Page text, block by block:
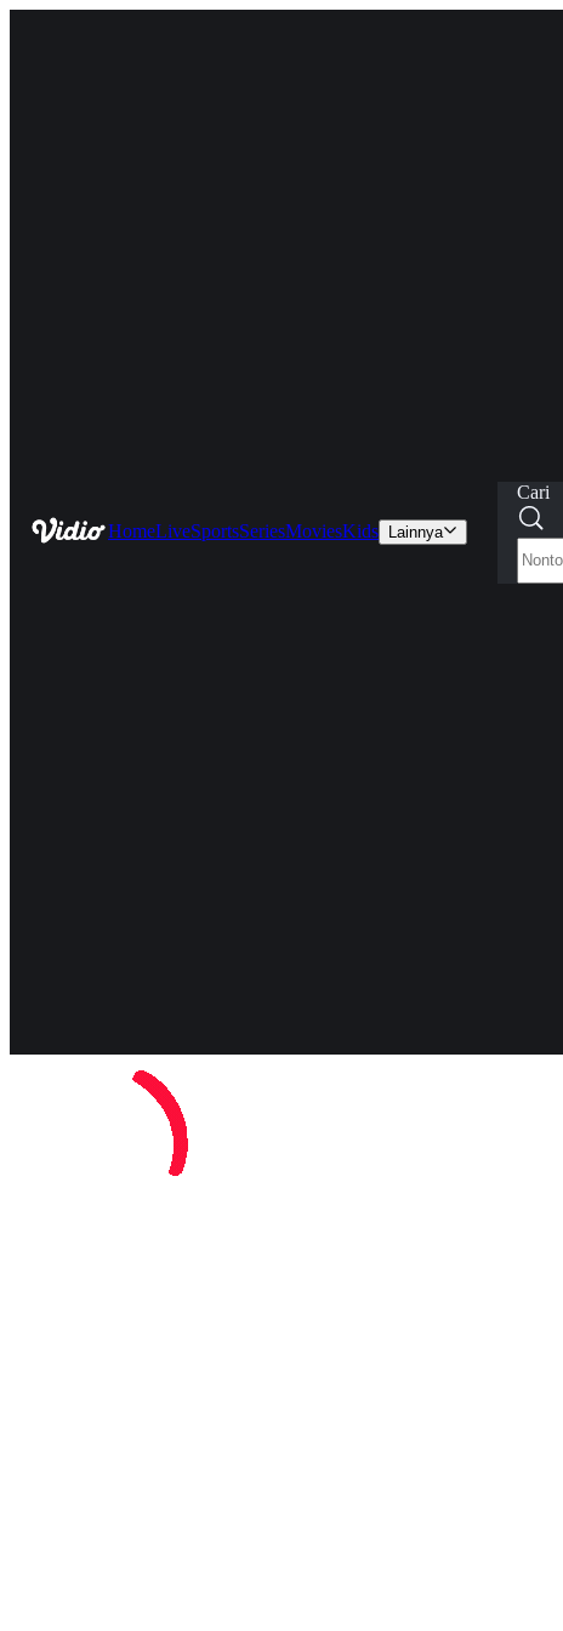
HomeLiveSportsSeriesMoviesKids Lainnya
Cari